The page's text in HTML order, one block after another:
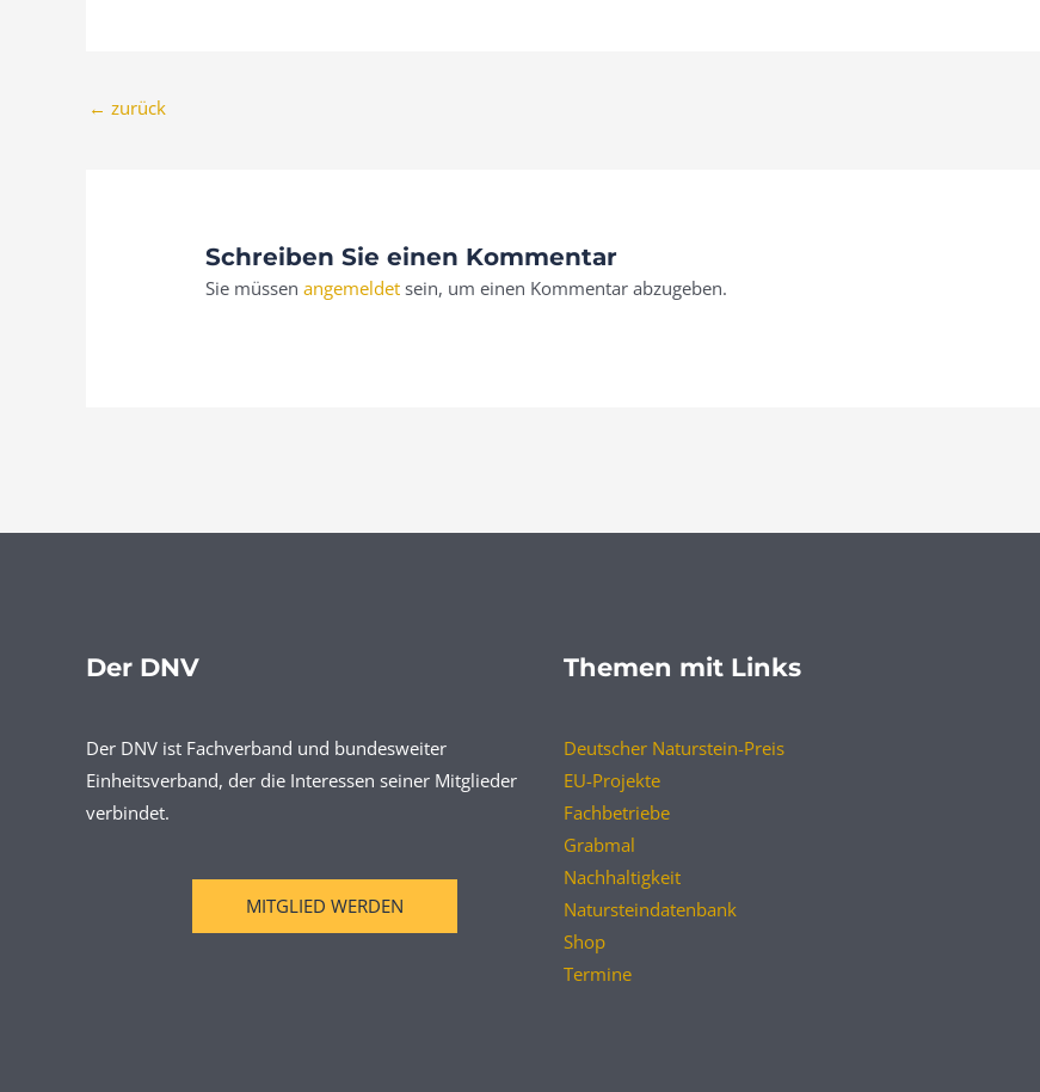
← zurück
Schreiben Sie einen Kommentar
Sie müssenangemeldet sein, um einen Kommentar abzugeben.
Der DNV
Der DNV ist Fachverband und bundesweiter
Einheitsverband, der die Interessen seiner Mitglieder
verbindet.
MITGLIED WERDEN
Themen mit Links
Deutscher Naturstein-Preis
EU-Projekte
Fachbetriebe
Grabmal
Nachhaltigkeit
Natursteindatenbank
Shop
Termine